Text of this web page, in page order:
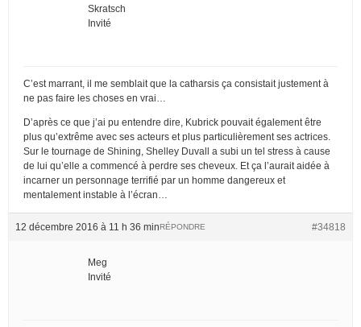
Skratsch
Invité
C’est marrant, il me semblait que la catharsis ça consistait justement à
ne pas faire les choses en vrai…
D’après ce que j’ai pu entendre dire, Kubrick pouvait également être
plus qu’extrême avec ses acteurs et plus particulièrement ses actrices.
Sur le tournage de Shining, Shelley Duvall a subi un tel stress à cause
de lui qu’elle a commencé à perdre ses cheveux. Et ça l’aurait aidée à
incarner un personnage terrifié par un homme dangereux et
mentalement instable à l’écran…
12 décembre 2016 à 11 h 36 min #34818
RÉPONDRE
Meg
Invité